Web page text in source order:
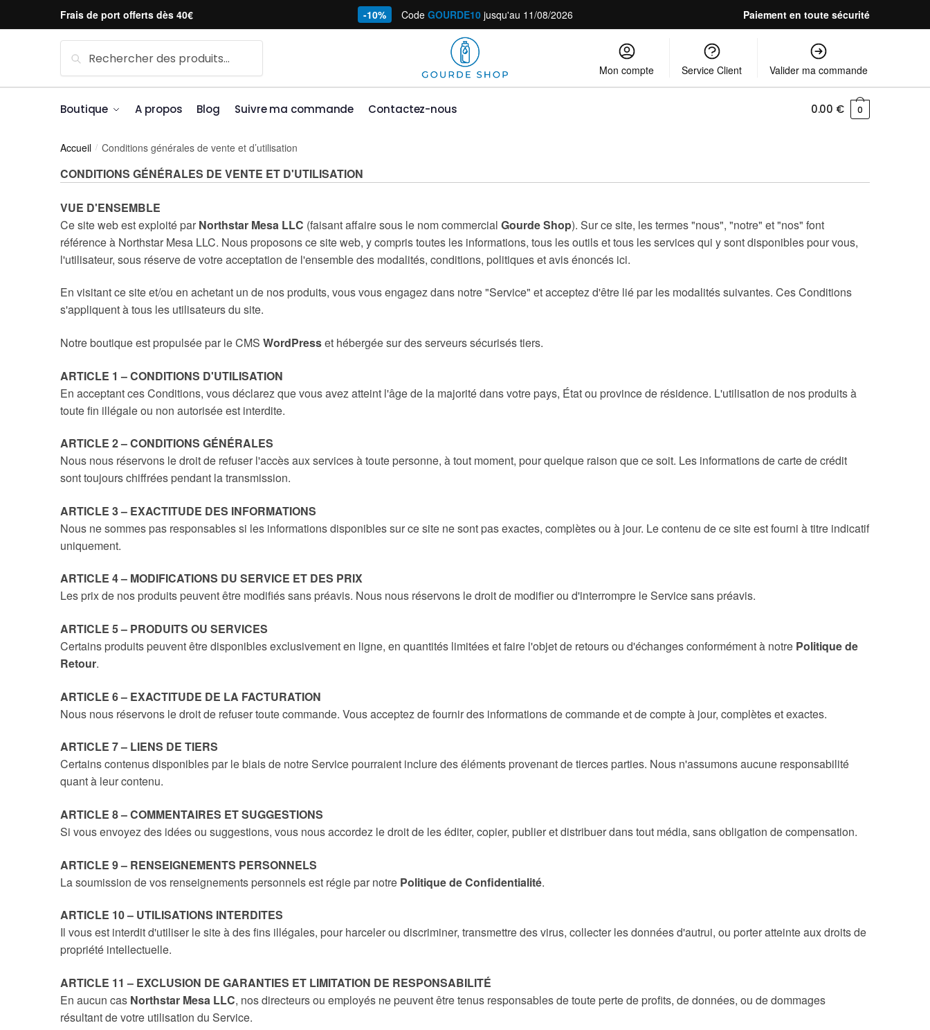
Skip to navigation
Skip to contentFrais de port offerts dès 40€ -10% Code GOURDE10jusqu'au 11/08/2026 Paiement en toute sécurité
Mon compte Service Client Valider ma commande
Boutique A propos Blog Suivre ma commande Contactez-nous 0.00 € 0
Accueil / Conditions générales de vente et d’utilisation
CONDITIONS GÉNÉRALES DE VENTE ET D'UTILISATION
VUE D'ENSEMBLE
Ce site web est exploité par Northstar Mesa LLC (faisant affaire sous le nom commercial Gourde Shop). Sur ce site, les termes "nous", "notre" et "nos" font
référence à Northstar Mesa LLC. Nous proposons ce site web, y compris toutes les informations, tous les outils et tous les services qui y sont disponibles pour vous,
l'utilisateur, sous réserve de votre acceptation de l'ensemble des modalités, conditions, politiques et avis énoncés ici.
En visitant ce site et/ou en achetant un de nos produits, vous vous engagez dans notre "Service" et acceptez d'être lié par les modalités suivantes. Ces Conditions
s'appliquent à tous les utilisateurs du site.
Notre boutique est propulsée par le CMS WordPresset hébergée sur des serveurs sécurisés tiers.
ARTICLE 1 – CONDITIONS D'UTILISATION
En acceptant ces Conditions, vous déclarez que vous avez atteint l'âge de la majorité dans votre pays, État ou province de résidence. L'utilisation de nos produits à
toute fin illégale ou non autorisée est interdite.
ARTICLE 2 – CONDITIONS GÉNÉRALES
Nous nous réservons le droit de refuser l'accès aux services à toute personne, à tout moment, pour quelque raison que ce soit. Les informations de carte de crédit
sont toujours chiffrées pendant la transmission.
ARTICLE 3 – EXACTITUDE DES INFORMATIONS
Nous ne sommes pas responsables si les informations disponibles sur ce site ne sont pas exactes, complètes ou à jour. Le contenu de ce site est fourni à titre indicatif
uniquement.
ARTICLE 4 – MODIFICATIONS DU SERVICE ET DES PRIX
Les prix de nos produits peuvent être modifiés sans préavis. Nous nous réservons le droit de modifier ou d'interrompre le Service sans préavis.
ARTICLE 5 – PRODUITS OU SERVICES
Certains produits peuvent être disponibles exclusivement en ligne, en quantités limitées et faire l'objet de retours ou d'échanges conformément à notre Politique de
Retour.
ARTICLE 6 – EXACTITUDE DE LA FACTURATION
Nous nous réservons le droit de refuser toute commande. Vous acceptez de fournir des informations de commande et de compte à jour, complètes et exactes.
ARTICLE 7 – LIENS DE TIERS
Certains contenus disponibles par le biais de notre Service pourraient inclure des éléments provenant de tierces parties. Nous n'assumons aucune responsabilité
quant à leur contenu.
ARTICLE 8 – COMMENTAIRES ET SUGGESTIONS
Si vous envoyez des idées ou suggestions, vous nous accordez le droit de les éditer, copier, publier et distribuer dans tout média, sans obligation de compensation.
ARTICLE 9 – RENSEIGNEMENTS PERSONNELS
La soumission de vos renseignements personnels est régie par notre Politique de Confidentialité.
ARTICLE 10 – UTILISATIONS INTERDITES
Il vous est interdit d'utiliser le site à des fins illégales, pour harceler ou discriminer, transmettre des virus, collecter les données d'autrui, ou porter atteinte aux droits de
propriété intellectuelle.
ARTICLE 11 – EXCLUSION DE GARANTIES ET LIMITATION DE RESPONSABILITÉ
En aucun cas Northstar Mesa LLC, nos directeurs ou employés ne peuvent être tenus responsables de toute perte de profits, de données, ou de dommages
résultant de votre utilisation du Service.